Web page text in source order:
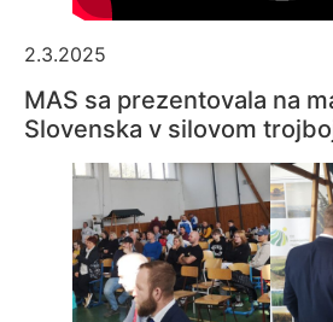
2.3.2025
MAS sa prezentovala na
Slovenska v silovom